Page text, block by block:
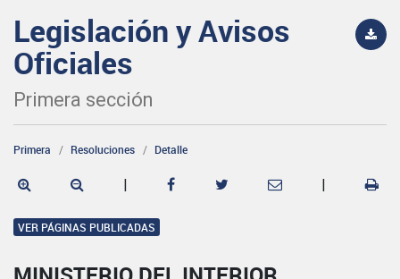
Legislación y Avisos
Oficiales
Primera sección
Primera Resoluciones Detalle
| |
VER PÁGINAS PUBLICADAS